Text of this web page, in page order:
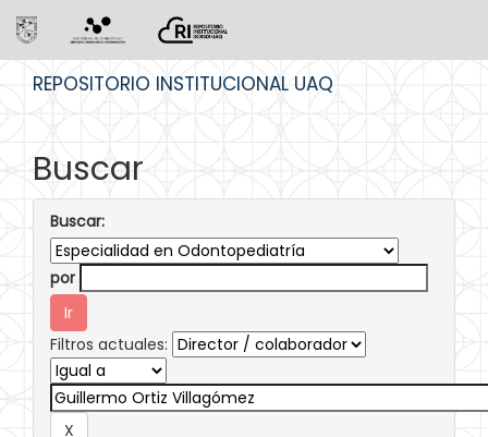
REPOSITORIO INSTITUCIONAL UAQ
Buscar
Buscar:
por
Filtros actuales: